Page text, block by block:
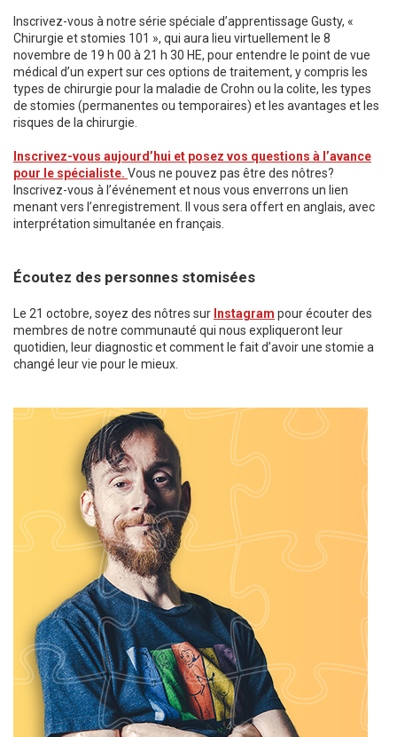
Inscrivez-vous à notre série spéciale d’apprentissage Gusty, «
Chirurgie et stomies 101 », qui aura lieu virtuellement le 8
novembre de 19 h 00 à 21 h 30 HE, pour entendre le point de vue
médical d’un expert sur ces options de traitement, y compris les
types de chirurgie pour la maladie de Crohn ou la colite, les types
de stomies (permanentes ou temporaires) et les avantages et les
risques de la chirurgie.
Inscrivez-vous aujourd’hui et posez vos questions à l’avance
pour le spécialiste. Vous ne pouvez pas être des nôtres?
Inscrivez-vous à l’événement et nous vous enverrons un lien
menant vers l’enregistrement. Il vous sera offert en anglais, avec
interprétation simultanée en français.
Écoutez des personnes stomisées
Le 21 octobre, soyez des nôtres sur Instagram pour écouter des
membres de notre communauté qui nous expliqueront leur
quotidien, leur diagnostic et comment le fait d’avoir une stomie a
changé leur vie pour le mieux.